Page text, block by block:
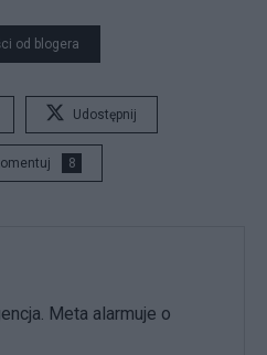
od blogera
Udostępnij
8
Meta alarmuje o